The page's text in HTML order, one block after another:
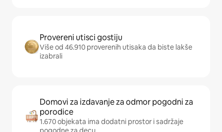
Provereni utisci gostiju
Više od 46.910 proverenih utisaka da biste lakše
izabrali
Domovi za izdavanje za odmor pogodni za
porodice
1.670 objekata ima dodatni prostor i sadržaje